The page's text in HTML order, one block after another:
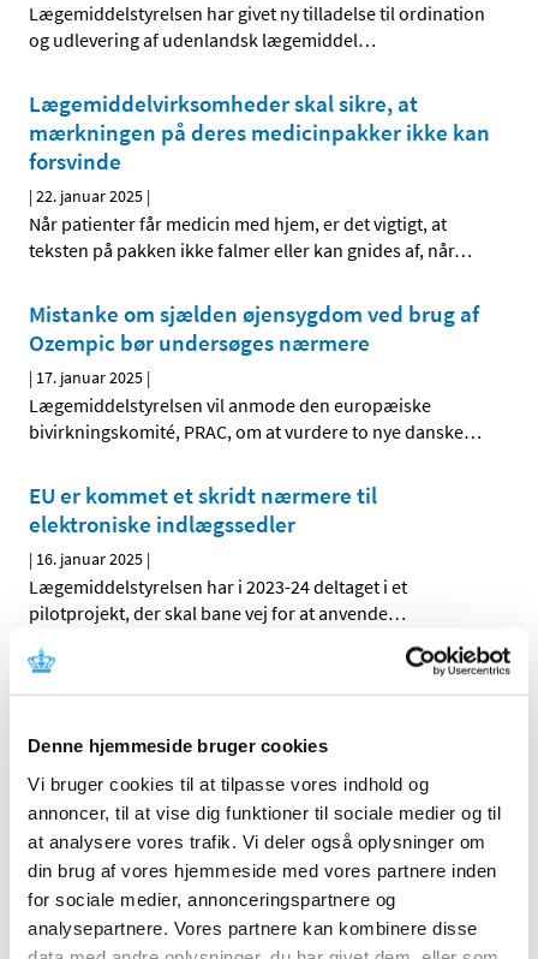
Denne hjemmeside bruger cookies
Vi bruger cookies til at tilpasse vores indhold og
annoncer, til at vise dig funktioner til sociale medier og til
at analysere vores trafik. Vi deler også oplysninger om
din brug af vores hjemmeside med vores partnere inden
for sociale medier, annonceringspartnere og
analysepartnere. Vores partnere kan kombinere disse
Lægemiddelstyrelsen har givet ny tilladelse til ordination
og udlevering af udenlandsk lægemiddel…
Lægemiddelvirksomheder skal sikre, at
mærkningen på deres medicinpakker ikke kan
forsvinde
|22. januar 2025 |
Når patienter får medicin med hjem, er det vigtigt, at
teksten på pakken ikke falmer eller kan gnides af, når…
Mistanke om sjælden øjensygdom ved brug af
Ozempic bør undersøges nærmere
| 17. januar 2025 |
Lægemiddelstyrelsen vil anmode den europæiske
bivirkningskomité, PRAC, om at vurdere to nye danske…
EU er kommet et skridt nærmere til
elektroniske indlægssedler
| 16. januar 2025 |
Lægemiddelstyrelsen har i 2023-24 deltaget i et
pilotprojekt, der skal bane vej for at anvende…
Veoza (fezolinetant): risiko for
lægemiddelinduceret leverskade og nye
anbefalinger om monitorering af
leverfunktionen før og under behandling
15. januar 2025
Der er observeret alvorlig leverskade med fezolinetant.
Opfordring til ansøgninger om
markedsføringstilladelse for kritiske
lægemidler